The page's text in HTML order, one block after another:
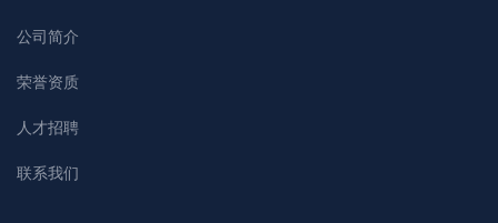
公司简介
荣誉资质
人才招聘
联系我们